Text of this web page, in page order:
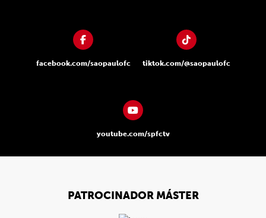
facebook.com/saopaulofc tiktok.com/@saopaulofc
youtube.com/spfctv
PATROCINADOR MÁSTER